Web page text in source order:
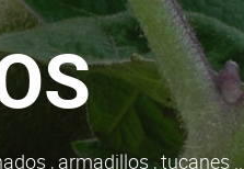
, armadillos , tucanes